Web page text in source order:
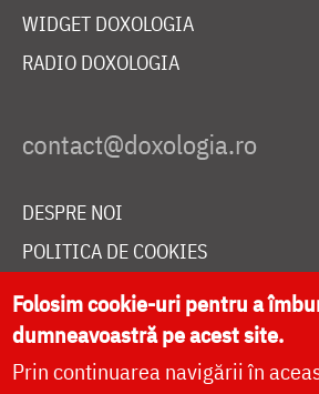
WIDGET DOXOLOGIA
RADIO DOXOLOGIA
DESPRE NOI
POLITICA DE COOKIES
DONEAZĂ ONLINE PENTRU
LIVE
Folosim cookie-uri pentru a
dumneavoastră pe acest site.
Prin continuarea navigării în